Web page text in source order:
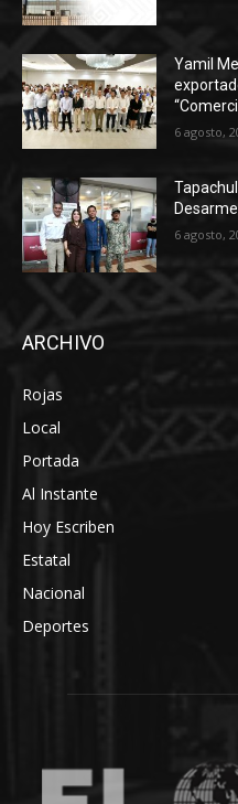
Yamil
6 agosto,
6 agosto,
ARCHIVO
Rojas
Local
Portada
Al Instante
Hoy Escriben
Estatal
Nacional
Deportes